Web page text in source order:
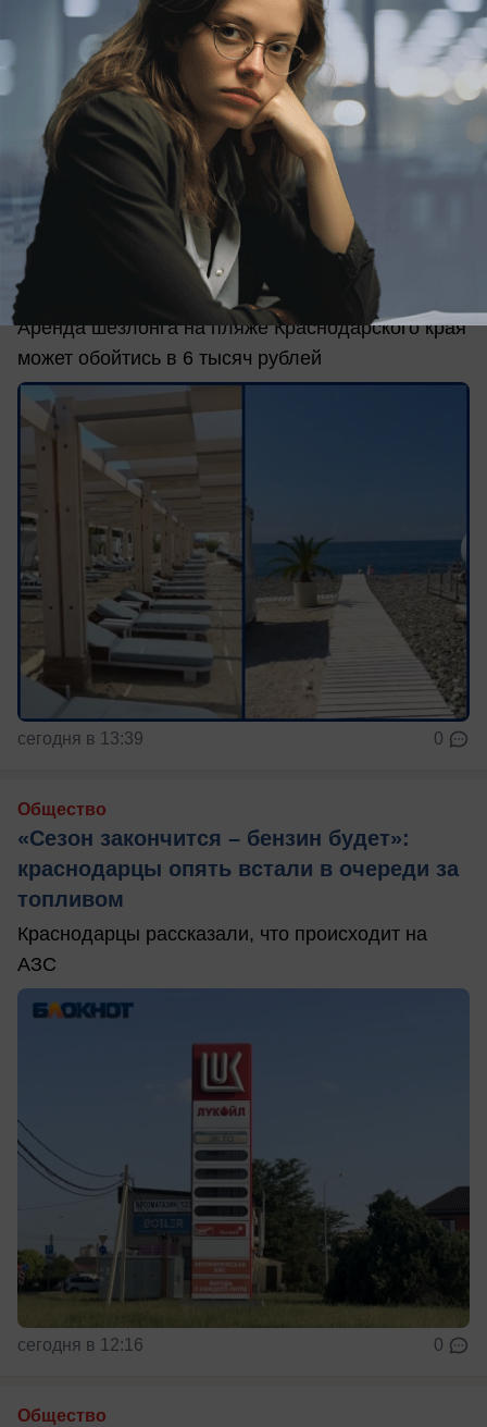
сегодня в 14:05
Общество
Блогер из Краснодарского края показал
цены на «самом дорогом пляже в
России»
Аренда шезлонга на пляже Краснодарского края
может обойтись в 6 тысяч рублей
сегодня в 13:39 0
Общество
«Сезон закончится – бензин будет»:
краснодарцы опять встали в очереди за
топливом
Краснодарцы рассказали, что происходит на
АЗС
сегодня в 12:16 0
Общество